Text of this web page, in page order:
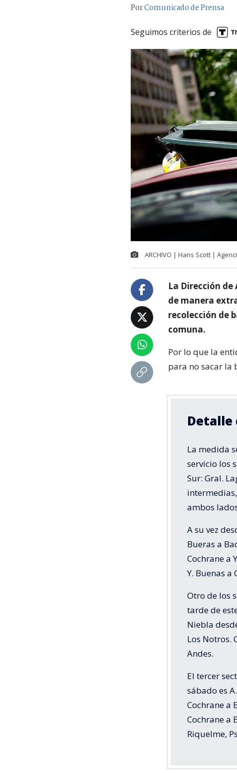
PorComunicado de Prensa
Seguimos criterios de
ARCHIVO | Hans Scott |
La Dirección
de manera
recolección de
comuna.
Por lo que la
para no sacar la
Detalle
La medida
servicio los
Sur: Gral.
ambos
A su vez
Bueras a
Cochrane a
Y. Buenas a
Otro de los
tarde de
Niebla
Los Notros.
Andes.
El tercer
sábado es
Cochrane a
Cochrane a
Riquelme,